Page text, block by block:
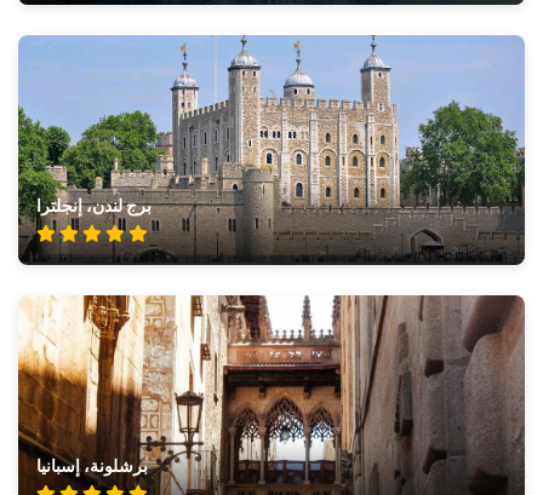
برج لندن، إنجلترا
برشلونة، إسبانيا